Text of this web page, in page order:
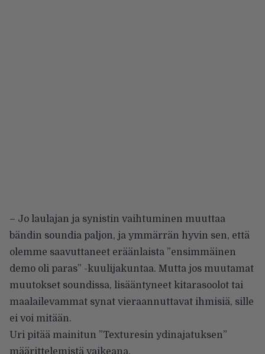
– Jo laulajan ja synistin vaihtuminen muuttaa
bändin soundia paljon, ja ymmärrän hyvin sen, että
olemme saavuttaneet eräänlaista ”ensimmäinen
demo oli paras” -kuulijakuntaa. Mutta jos muutamat
muutokset soundissa, lisääntyneet kitarasoolot tai
maalailevammat synat vieraannuttavat ihmisiä, sille
ei voi mitään.
Uri pitää mainitun ”Texturesin ydinajatuksen”
määrittelemistä vaikeana.